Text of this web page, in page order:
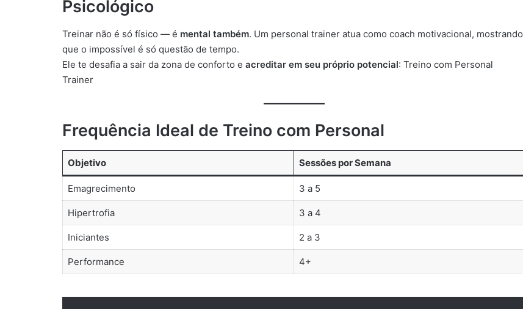
Psicológico
Treinar não é só físico — é mental também. Um personal trainer atua como coach motivacional, mostrando
que o impossível é só questão de tempo.
Ele te desafia a sair da zona de conforto e acreditar em seu próprio potencial: Treino com Personal
Trainer
Frequência Ideal de Treino com Personal
Objetivo Sessões por Semana
Emagrecimento 3 a 5
Hipertrofia 3 a 4
Iniciantes 2 a 3
Performance 4+